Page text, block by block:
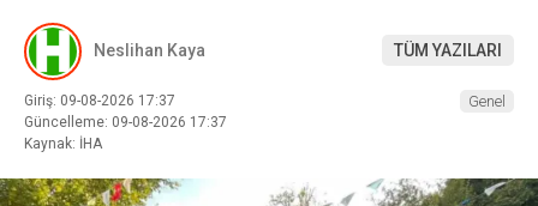
Neslihan Kaya TÜM YAZILARI
Giriş: 09-08-2026 17:37
Güncelleme: 09-08-2026 17:37
Kaynak: İHA
Genel